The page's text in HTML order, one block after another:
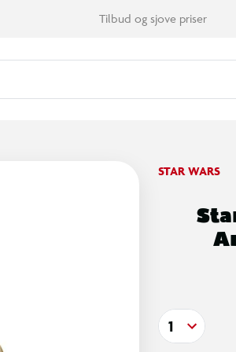
Tilbud og sjove priser
STAR WARS
1